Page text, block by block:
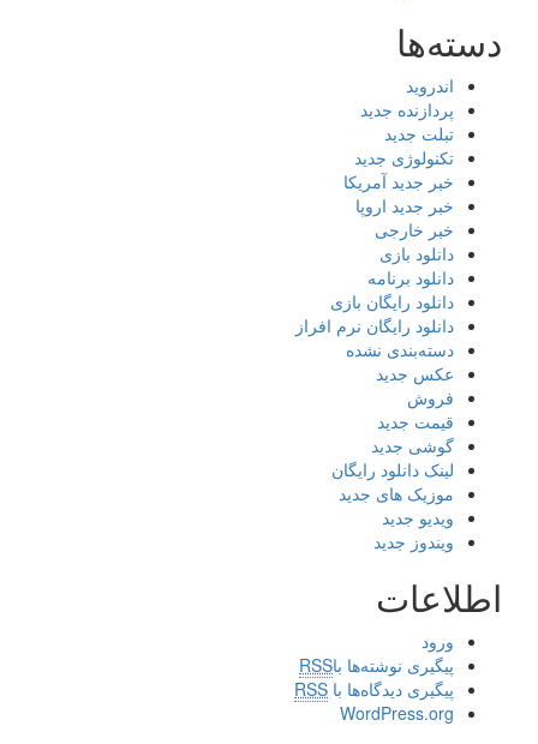
دسته‌ها
اندروید
پردازنده جدید
تبلت جدید
تکنولوژی جدید
خبر جدید آمریکا
خبر جدید اروپا
خبر خارجی
دانلود بازی
دانلود برنامه
دانلود رایگان بازی
دانلود رایگان نرم افراز
دسته‌بندی نشده
عکس جدید
فروش
قیمت جدید
گوشی جدید
لینک دانلود رایگان
موزیک های جدید
ویدیو جدید
ویندوز جدید
اطلاعات
ورود
پیگیری نوشته‌ها باRSS
پیگیری دیدگاه‌ها با RSS
WordPress.org